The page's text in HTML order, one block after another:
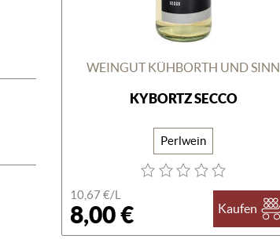
WEINGUT KÜHBORTH UND SINN
KYBORTZ SECCO
Perlwein
10,67 €/L
8,00 € Kaufen